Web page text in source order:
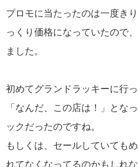
プロモに当たったのは一度き
っくり価格になっていたので
ました。
初めてグランドラッキーに行
「なんだ、この店は！」とな
ックだったのですね。
もしくは、セールしていても
れてなくなってるのかもしれな